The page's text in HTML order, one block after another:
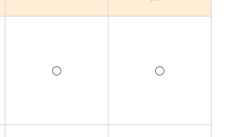
○ ○